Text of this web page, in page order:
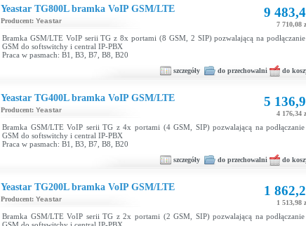
Yeastar TG800L bramka VoIP GSM/LTE
Producent: Yeastar
9
7 710,08
Bramka GSM/LTE VoIP serii TG z 8x portami (8 GSM, 2 SIP) pozwalającą na podłączanie
GSM do softswitchy i central IP-PBX
Praca w pasmach: B1, B3, B7, B8, B20
szczegóły do przechowalni do
Yeastar TG400L bramka VoIP GSM/LTE
Producent: Yeastar
5
4 176,34
Bramka GSM/LTE VoIP serii TG z 4x portami (4 GSM, SIP) pozwalającą na podłączanie
GSM do softswitchy i central IP-PBX
Praca w pasmach: B1, B3, B7, B8, B20
szczegóły do przechowalni do
Yeastar TG200L bramka VoIP GSM/LTE
Producent: Yeastar
1
1 513,98
Bramka GSM/LTE VoIP serii TG z 2x portami (2 GSM, SIP) pozwalającą na podłączanie